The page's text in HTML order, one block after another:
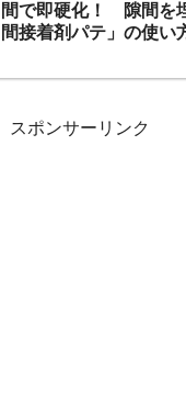
間で即硬化！ 隙間を
間接着剤パテ」の使い
スポンサーリンク